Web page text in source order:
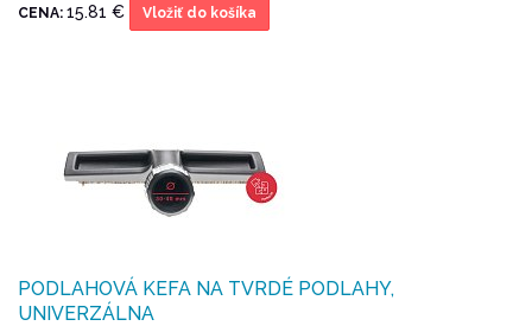
CENA: 15.81 € Vložiť do košíka
PODLAHOVÁ KEFA NA TVRDÉ PODLAHY,
UNIVERZÁLNA